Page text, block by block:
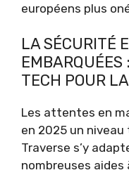
européens plus
LA SÉCURITÉ
TECH POUR
Les attentes en
en 2025 un
Traverse s’y
nombreuses